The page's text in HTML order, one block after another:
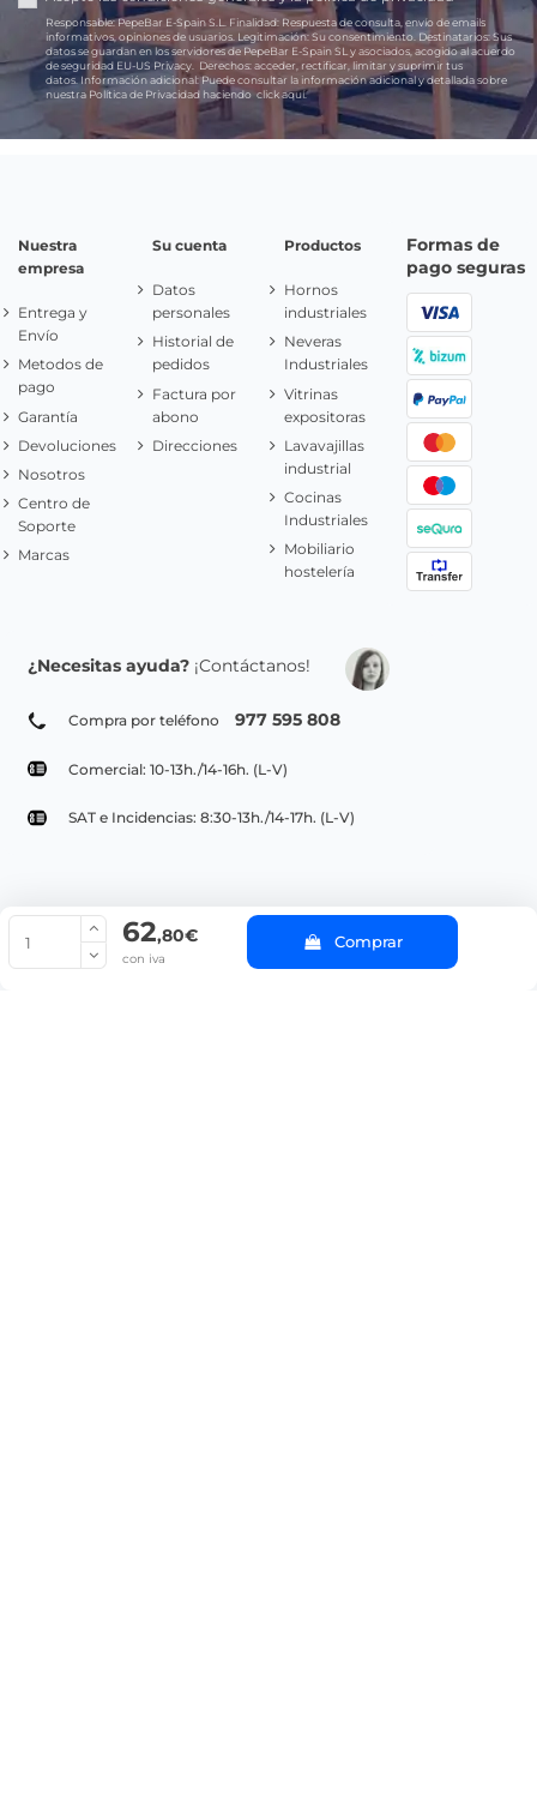
62,80€
con iva
Comprar
Responsable:PepeBar E-Spain S.L. Finalidad: Respuesta de consulta, envío de emails
informativos, opiniones de usuarios. Legitimación: Su consentimiento. Destinatarios:Sus
datos se guardan en los servidores de PepeBar E-Spain SL y asociados, acogido al acuerdo
de seguridad EU-US Privacy. Derechos: acceder, rectificar, limitar y suprimir tus
datos.Información adicional:Puede consultar la información adicional y detallada sobre
nuestra Política de Privacidad haciendoclick aquí.
Nuestra
empresa
Entrega y
Envío
Metodos de
pago
Garantía
Devoluciones
Nosotros
Centro de
Soporte
Marcas
Su cuenta
Datos
personales
Historial de
pedidos
Factura por
abono
Direcciones
Productos
Hornos
industriales
Neveras
Industriales
Vitrinas
expositoras
Lavavajillas
industrial
Cocinas
Industriales
Mobiliario
hostelería
Formas de
pago seguras
¿Necesitas ayuda? ¡Contáctanos!
Compra por teléfono 977 595 808
Comercial: 10-13h./14-16h. (L-V)
SAT e Incidencias: 8:30-13h./14-17h. (L-V)
© Copyright 2022 PepeBar.com |
Aviso legal y
Condiciones generales de compra |
Blog